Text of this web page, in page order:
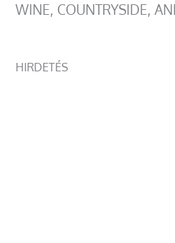
WINE, COUNTRYSIDE,
HIRDETÉS